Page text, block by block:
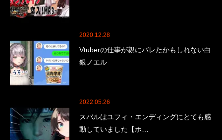
2020.12.28
Vtuberの仕事が親にバレたかもしれない白
銀ノエル
2022.05.26
スバルはユフィ・エンディングにとても感
動していました【ホ…